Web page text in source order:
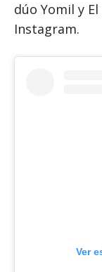
dúo Yomil y
Instagram.
Ver